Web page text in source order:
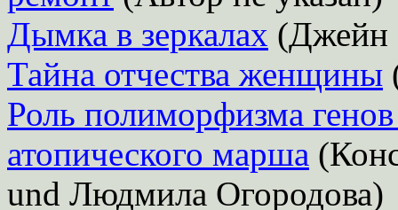
Дымка в зеркалах (Джейн
Тайна отчества женщины
Роль полиморфизма
атопического марша
und Людмила Огородова)